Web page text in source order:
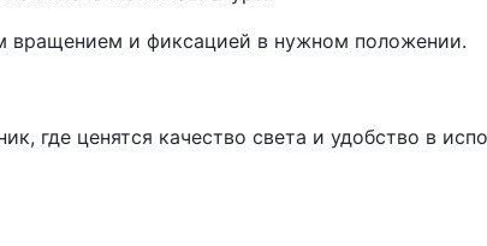
вращением и фиксацией в нужном положении.
где ценятся качество света и удобство в